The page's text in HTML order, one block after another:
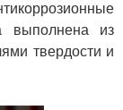
выполнена из
твердости и